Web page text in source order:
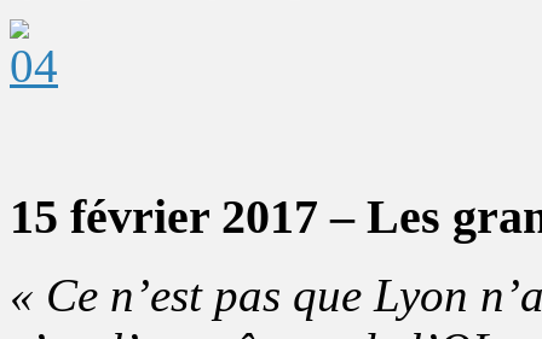
15 février 2017 – Les
« Ce n’est pas que Lyon